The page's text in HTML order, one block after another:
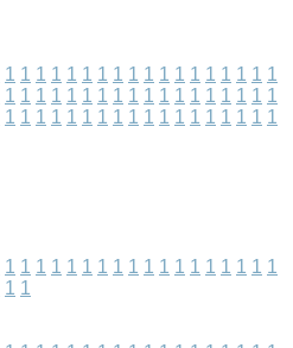
1 1 1 1 1 1 1 1 1 1 1 1 1 1 1 1 1 1
1 1 1 1 1 1 1 1 1 1 1 1 1 1 1 1 1 1
1 1 1 1 1 1 1 1 1 1 1 1 1 1 1 1 1 1
1 1 1 1 1 1 1 1 1 1 1 1 1 1 1 1 1 1
1 1